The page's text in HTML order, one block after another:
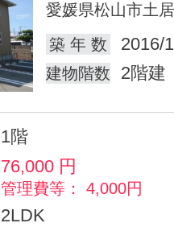
愛媛県松山市土
築 年 数
2016/
建物階数 2階建
1階
76,000 円
管理費等： 4,000円
2LDK